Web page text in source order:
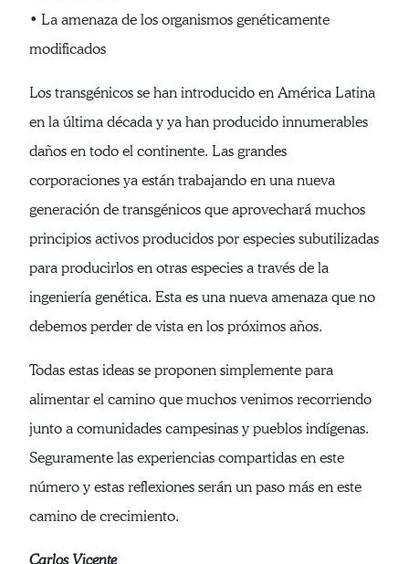
• La amenaza de los organismos genéticamente
modificados
Los transgénicos se han introducido en América Latina
en la última década y ya han producido innumerables
daños en todo el continente. Las grandes
corporaciones ya están trabajando en una nueva
generación de transgénicos que aprovechará muchos
principios activos producidos por especies subutilizadas
para producirlos en otras especies a través de la
ingeniería genética. Esta es una nueva amenaza que no
debemos perder de vista en los próximos años.
Todas estas ideas se proponen simplemente para
alimentar el camino que muchos venimos recorriendo
junto a comunidades campesinas y pueblos indígenas.
Seguramente las experiencias compartidas en este
número y estas reflexiones serán un paso más en este
camino de crecimiento.
Carlos Vicente